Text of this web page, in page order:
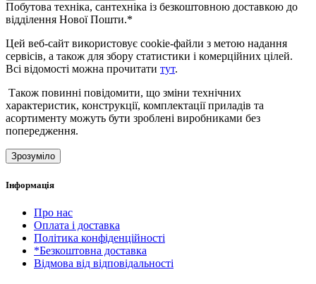
Побутова техніка, сантехніка із безкоштовною доставкою до
відділення Нової Пошти.*
Цей веб-сайт використовує cookie-файли з метою надання
сервісів, а також для збору статистики і комерційних цілей.
Всі відомості можна прочитати тут.
Також повинні повідомити, що зміни технічних
характеристик, конструкції, комплектації приладів та
асортименту можуть бути зроблені виробниками без
попередження.
Зрозуміло
Інформація
Про нас
Оплата і доставка
Політика конфіденційності
*Безкоштовна доставка
Відмова від відповідальності